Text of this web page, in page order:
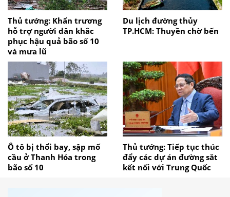
Thủ tướng: Khẩn trương
hỗ trợ người dân khắc
phục hậu quả bão số 10
và mưa lũ
Du lịch đường thủy
TP.HCM: Thuyền chờ bến
Ô tô bị thổi bay, sập mố
cầu ở Thanh Hóa trong
bão số 10
Thủ tướng: Tiếp tục thúc
đẩy các dự án đường sắt
kết nối với Trung Quốc